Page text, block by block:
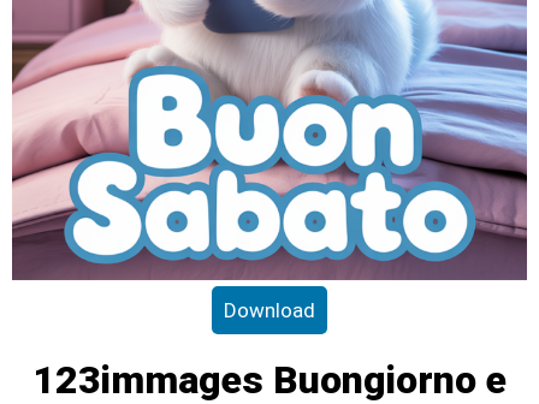
Download
123immages Buongiorno e